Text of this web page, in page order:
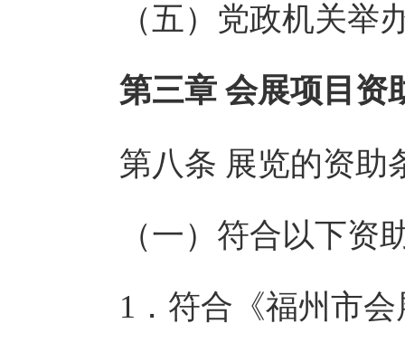
（五）党政机关举
第三章 会展项目资
第八条 展览的资助
（一）符合以下资
1．符合《福州市